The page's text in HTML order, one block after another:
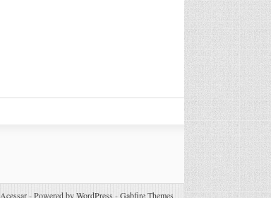
Acessar-Powered by WordPress -Gabfire Themes